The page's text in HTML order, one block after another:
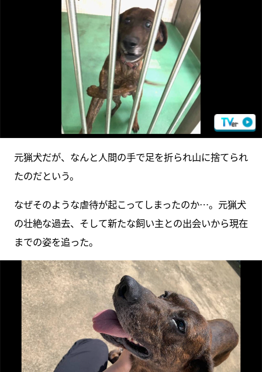
元猟犬だが、なんと人間の手で足を折られ山に捨てられ
たのだという。
なぜそのような虐待が起こってしまったのか…。元猟犬
の壮絶な過去、そして新たな飼い主との出会いから現在
までの姿を追った。